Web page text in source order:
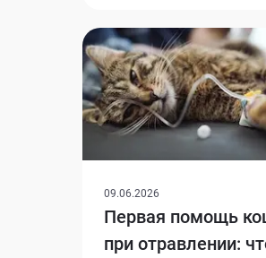
09.06.2026
Первая помощь
при отравлении: